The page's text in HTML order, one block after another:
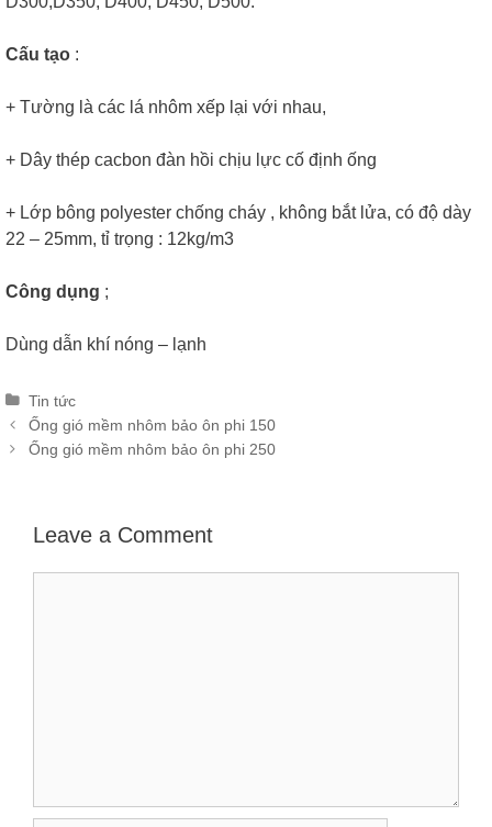
Cấu tạo :
+ Tường là các lá nhôm xếp lại với nhau,
+ Dây thép cacbon đàn hồi chịu lực cố định ống
+ Lớp bông polyester chống cháy , không bắt lửa, có độ dày
22 – 25mm, tỉ trọng : 12kg/m3
Công dụng ;
Dùng dẫn khí nóng – lạnh
Categories
Tin tức
Post
navigation
Ống gió mềm nhôm bảo ôn phi 150
Ống gió mềm nhôm bảo ôn phi 250
Leave a Comment